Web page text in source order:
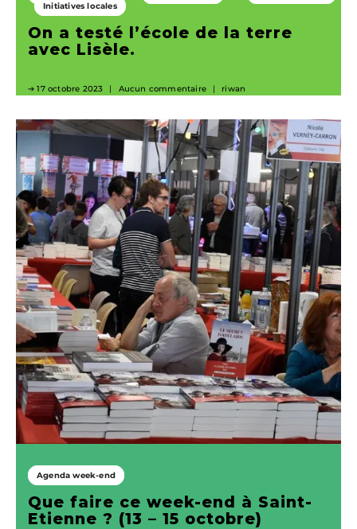
Initiatives locales
On a testé l’école de la terre
avec Lisèle.
17 octobre 2023 Aucun commentaire riwan
Agenda week-end
Que faire ce week-end à Saint-
Etienne ? (13 – 15 octobre)